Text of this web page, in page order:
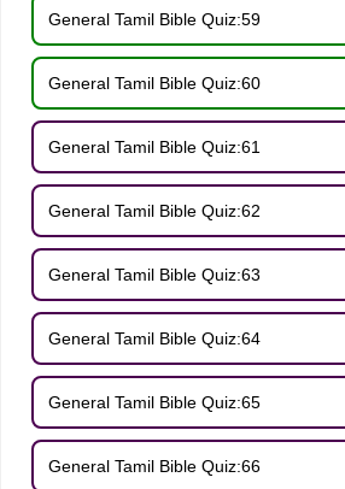
General Tamil Bible Quiz:59
General Tamil Bible Quiz:60
General Tamil Bible Quiz:61
General Tamil Bible Quiz:62
General Tamil Bible Quiz:63
General Tamil Bible Quiz:64
General Tamil Bible Quiz:65
General Tamil Bible Quiz:66